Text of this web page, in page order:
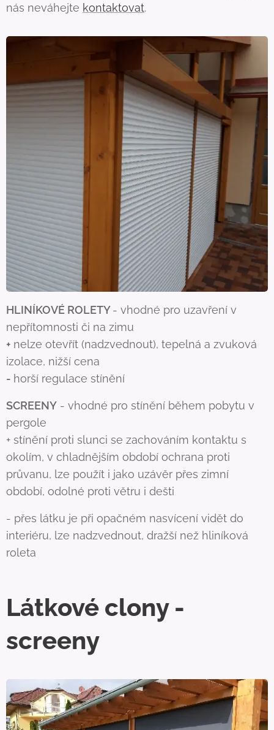
nás neváhejte kontaktovat.
HLINÍKOVÉ ROLETY- vhodné pro uzavření v
nepřítomnosti či na zimu
+ nelze otevřít (nadzvednout), tepelná a zvuková
izolace, nižší cena
- horší regulace stínění
SCREENY - vhodné pro stínění během pobytu v
pergole
+ stínění proti slunci se zachováním kontaktu s
okolím, v chladnějším období ochrana proti
průvanu, lze použít i jako uzávěr přes zimní
období, odolné proti větru i dešti
- přes látku je při opačném nasvícení vidět do
interiéru, lze nadzvednout, dražší než hliníková
roleta
Látkové clony -
screeny